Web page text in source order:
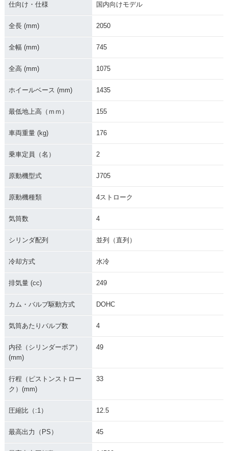
0・カラーチェンジ
0・マイナーチェン
仕向け・仕様 国内向けモデル
全長 (mm) 2050
全幅 (mm) 745
全高 (mm) 1075
ホイールベース (mm) 1435
最低地上高（ｍｍ） 155
車両重量 (kg) 176
乗車定員（名） 2
原動機型式 J705
原動機種類 4ストローク
気筒数 4
シリンダ配列 並列（直列）
冷却方式 水冷
排気量 (cc) 249
カム・バルブ駆動方式 DOHC
気筒あたりバルブ数 4
内径（シリンダーボア）
(mm)
49
行程（ピストンストロー
ク）(mm)
33
圧縮比（:1） 12.5
最高出力（PS） 45